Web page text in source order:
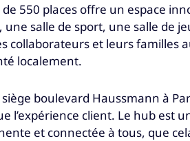
550 places offre un espace
salle de sport, une salle de
collaborateurs et leurs familles
localement.
boulevard Haussmann à
client. Le hub est
et connectée à tous, que